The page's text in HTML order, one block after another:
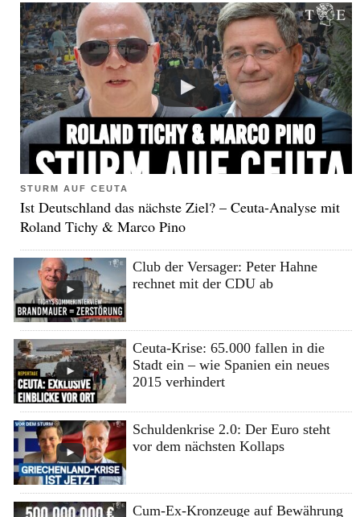
STURM AUF CEUTA
Ist Deutschland das nächste Ziel? – Ceuta-Analyse mit
Roland Tichy & Marco Pino
Club der Versager: Peter Hahne
rechnet mit der CDU ab
Ceuta-Krise: 65.000 fallen in die
Stadt ein – wie Spanien ein neues
2015 verhindert
Schuldenkrise 2.0: Der Euro steht
vor dem nächsten Kollaps
Cum-Ex-Kronzeuge auf Bewährung